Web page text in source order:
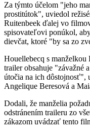
Za týmto účelom "jeho
prostitútok", uviedol
Ruitenbeek ďalej vo
spisovateľovi ponúkol,
dievčat, ktoré "by sa zo
Houellebecq s
trailer obsahuje "závažné
útočia na ich dôstojnosť",
Angelique Beresová a
Dodali, že manželia
odstránením traileru zo
zákazom uvádzať tento